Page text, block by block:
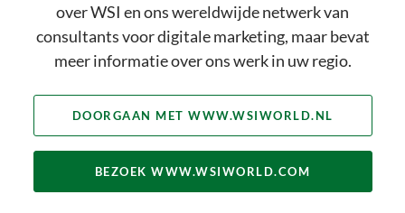
Meer Leads & Sales
over WSI en ons wereldwijde netwerk van
consultants voor digitale marketing, maar bevat
meer informatie over ons werk in uw regio.
DOORGAAN MET WWW.WSIWORLD.NL
BEZOEK WWW.WSIWORLD.COM